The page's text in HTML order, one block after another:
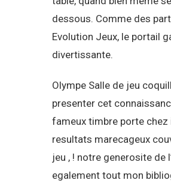
dessous. Comme des
Evolution Jeux, le portail
divertissante.
Olympe Salle de jeu
presenter cet
fameux timbre porte
resultats marecageux
jeu , ! notre generosite de
egalement tout mon